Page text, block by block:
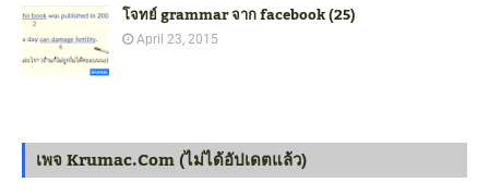
โจทย์ grammar จาก facebook (25)
April 23, 2015
เพจ Krumac.com (ไม่ได้อัปเดตแล้ว)